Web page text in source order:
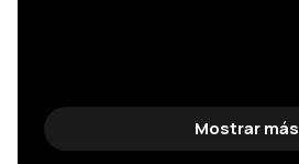
Mostrar más